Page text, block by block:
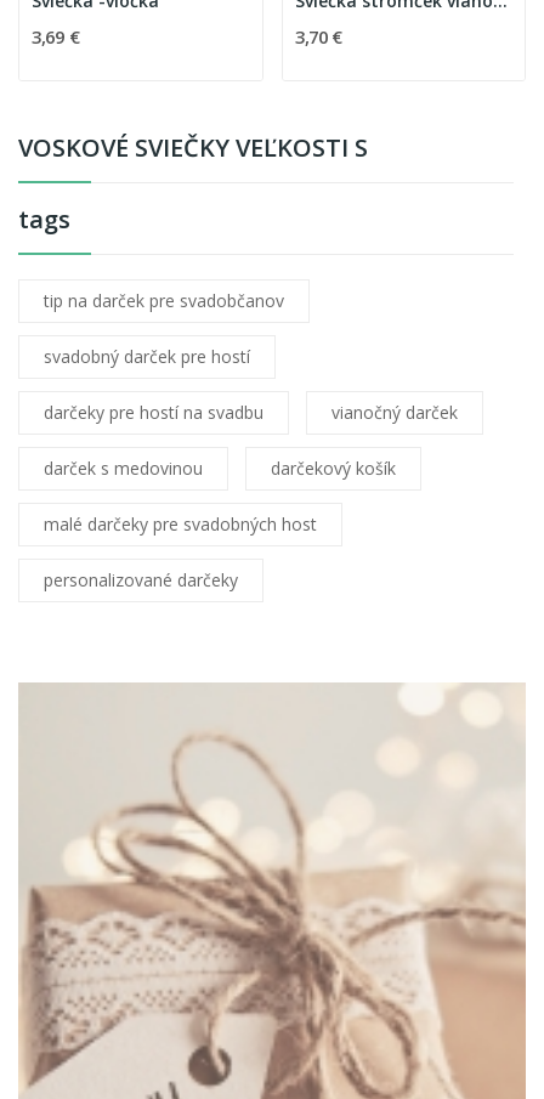
VOSKOVÉ SVIEČKY VEĽKOSTI S
tags
tip na darček pre svadobčanov
svadobný darček pre hostí
darčeky pre hostí na svadbu vianočný darček
darček s medovinou darčekový košík
malé darčeky pre svadobných host
personalizované darčeky
3,69 € 3,70 €